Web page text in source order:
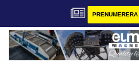
PRENUMERERA